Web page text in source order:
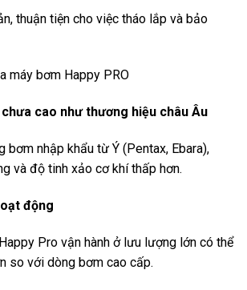
thuận tiện cho việc tháo lắp và bảo
máy bơm Happy PRO
cao như thương hiệu châu Âu
bơm nhập khẩu từ Ý (Pentax, Ebara),
và độ tinh xảo cơ khí thấp hơn.
động
Pro vận hành ở lưu lượng lớn có thể
so với dòng bơm cao cấp.